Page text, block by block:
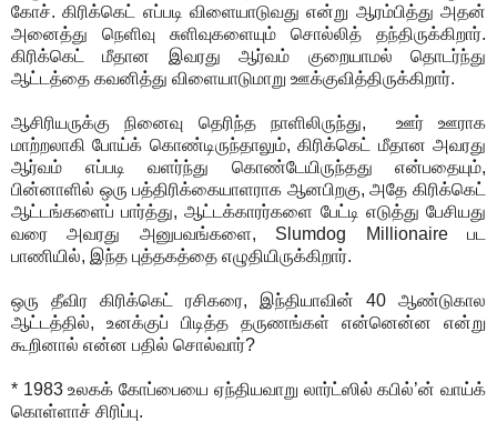
கோச். கிரிக்கெட் எப்படி விளையாடுவது என்று ஆரம்பித்து அதன்
அனைத்து நெளிவு சுளிவுகளையும் சொல்லித் தந்திருக்கிறார்.
கிரிக்கெட் மீதான இவரது ஆர்வம் குறையாமல் தொடர்ந்து
ஆட்டத்தை கவனித்து விளையாடுமாறு ஊக்குவித்திருக்கிறார்.
ஆசிரியருக்கு நினைவு தெரிந்த நாளிலிருந்து, ஊர் ஊராக
மாற்றலாகி போய்க் கொண்டிருந்தாலும், கிரிக்கெட் மீதான அவரது
ஆர்வம் எப்படி வளர்ந்து கொண்டேயிருந்தது என்பதையும்,
பின்னாளில் ஒரு பத்திரிக்கையாளராக ஆனபிறகு, அதே கிரிக்கெட்
ஆட்டங்களைப் பார்த்து, ஆட்டக்காரர்களை பேட்டி எடுத்து பேசியது
வரை அவரது அனுபவங்களை, Slumdog Millionaire பட
பாணியில், இந்த புத்தகத்தை எழுதியிருக்கிறார்.
ஒரு தீவிர கிரிக்கெட் ரசிகரை, இந்தியாவின் 40 ஆண்டுகால
ஆட்டத்தில், உனக்குப் பிடித்த தருணங்கள் என்னென்ன என்று
கூறினால் என்ன பதில் சொல்வார்?
* 1983 உலகக் கோப்பையை ஏந்தியவாறு லார்ட்ஸில் கபில்’ன் வாய்க்
கொள்ளாச் சிரிப்பு.